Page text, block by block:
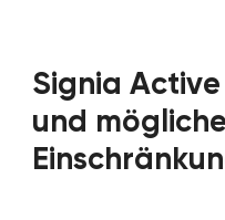
Signia
und mögliche